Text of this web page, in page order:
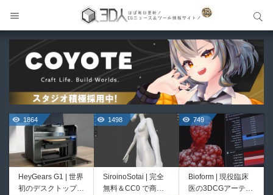
1864
HeyGears G1 | 世界
初のデスクトップ型
1498
SiroinoSotai | 完全
無料＆CC0 で商用
749
Bioform | 現役臨床
医の3DCGアーティ
サイト内検索